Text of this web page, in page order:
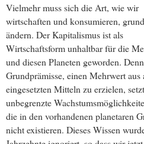
Vielmehr muss sich die Art, wie wir
wirtschaften und konsumieren,
ändern. Der Kapitalismus ist als
Wirtschaftsform unhaltbar für die
und diesen Planeten geworden.
Grundprämisse, einen Mehrwert aus
eingesetzten Mitteln zu erzielen, setzt
unbegrenzte
die in den vorhandenen planetaren
nicht existieren. Dieses Wissen